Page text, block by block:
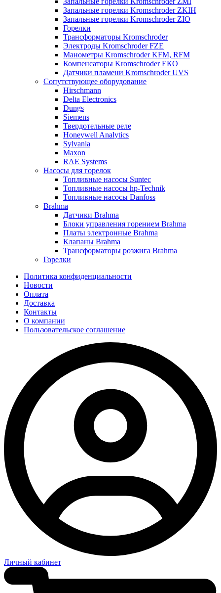
Запальные горелки Kromschroder ZKIH
Запальные горелки Kromschroder ZIO
Горелки
Трансформаторы Kromschroder
Электроды Kromschroder FZE
Манометры Kromschroder KFM, RFM
Компенсаторы Kromschroder ЕКО
Датчики пламени Kromschroder UVS
Сопутствующее оборудование
Hirschmann
Delta Electronics
Dungs
Siemens
Твердотельные реле
Honeywell Analytics
Sylvania
Maxon
RAE Systems
Насосы для горелок
Топливные насосы Suntec
Топливные насосы hp-Technik
Топливные насосы Danfoss
Brahma
Датчики Brahma
Блоки управления горением Brahma
Платы электронные Brahma
Клапаны Brahma
Трансформаторы розжига Brahma
Горелки
Политика конфиденциальности
Новости
Оплата
Доставка
Контакты
О компании
Пользовательское соглашение
Личный кабинет